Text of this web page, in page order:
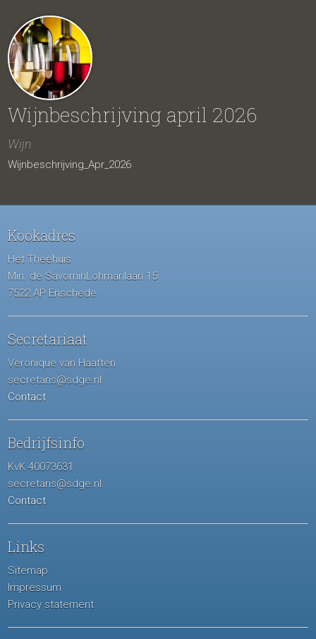
Wijnbeschrijving april 2026
Wijn
Wijnbeschrijving_Apr_2026
Kookadres
Het Theehuis
Min. de SavorninLohmanlaan 15
7522 AP Enschede
Secretariaat
Veronique van Haaften
secretaris@sdge.nl
Contact
Bedrijfsinfo
KvK 40073631
secretaris@sdge.nl
Contact
Links
Sitemap
Impressum
Privacy statement